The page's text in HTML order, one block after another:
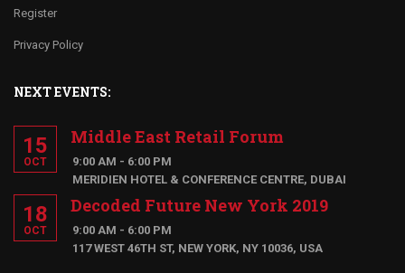
Register
Privacy Policy
NEXT EVENTS:
15
OCT
Middle East Retail Forum
9:00 AM - 6:00 PM
MERIDIEN HOTEL & CONFERENCE CENTRE, DUBAI
18
OCT
Decoded Future New York 2019
9:00 AM - 6:00 PM
117 WEST 46TH ST, NEW YORK, NY 10036, USA